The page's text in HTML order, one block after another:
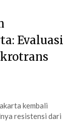
Evaluasi
kembali
resistensi dari